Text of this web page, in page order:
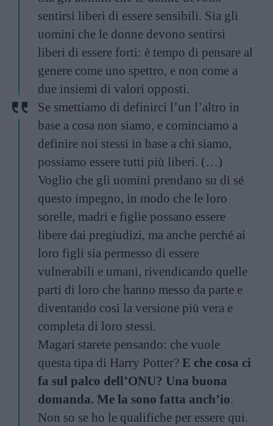
sentirsi liberi di essere sensibili. Sia gli
uomini che le donne devono sentirsi
liberi di essere forti: è tempo di pensare al
genere come uno spettro, e non come a
due insiemi di valori opposti.
Se smettiamo di definirci l’un l’altro in
base a cosa non siamo, e cominciamo a
definire noi stessi in base a chi siamo,
possiamo essere tutti più liberi. (…)
Voglio che gli uomini prendano su di sé
questo impegno, in modo che le loro
sorelle, madri e figlie possano essere
libere dai pregiudizi, ma anche perché ai
loro figli sia permesso di essere
vulnerabili e umani, rivendicando quelle
parti di loro che hanno messo da parte e
diventando così la versione più vera e
completa di loro stessi.
Magari starete pensando: che vuole
questa tipa di Harry Potter? E che cosa ci
fa sul palco dell’ONU? Una buona
domanda. Me la sono fatta anch’io.
Non so se ho le qualifiche per essere qui.